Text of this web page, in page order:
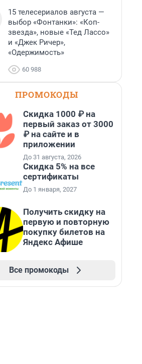
15 телесериалов августа —
выбор «Фонтанки»: «Коп-
звезда», новые «Тед Лассо»
и «Джек Ричер»,
«Одержимость»
60 988
ПРОМОКОДЫ
Скидка 1000 ₽ на
первый заказ от 3000
₽ на сайте и в
приложении
До 31 августа, 2026
Скидка 5% на все
сертификаты
До 1 января, 2027
Получить скидку на
первую и повторную
покупку билетов на
Яндекс Афише
Все промокоды